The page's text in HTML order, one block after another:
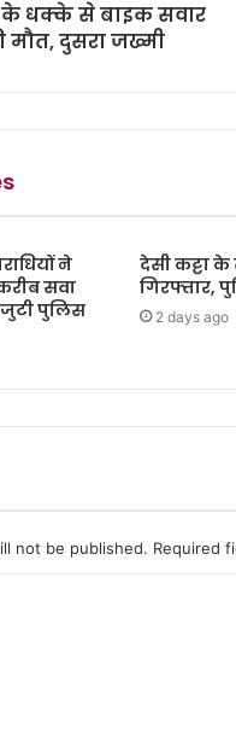
के धक्के से बाइक सवार
दुसरा जख्मी
ने
सवा
पुलिस
देसी कट्टा
गिरफ्तार,
2 days ago
not be published. Required